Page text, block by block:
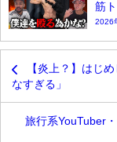
筋
2026
【炎上？】はじ
なすぎる」
旅行系YouTuber